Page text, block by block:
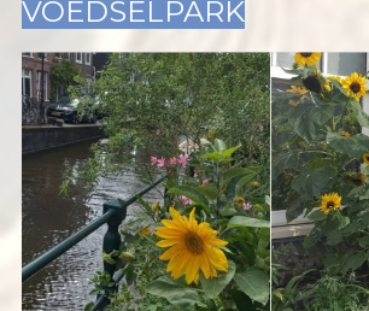
VOEDSELPARK